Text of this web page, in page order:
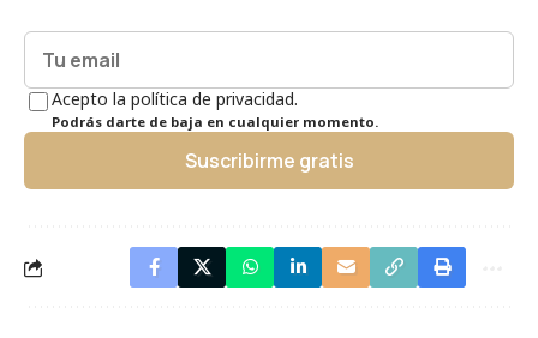
Acepto la política de privacidad.
Podrás darte de baja en cualquier momento.
Suscribirme gratis